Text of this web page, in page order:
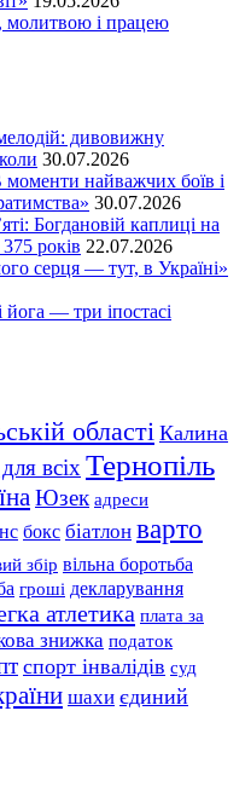
і працею
дивовижну
30.07.2026
найважчих боїв і
30.07.2026
Богдановій каплиці на
років 22.07.2026
серця — тут, в Україні»
— три іпостасі
області Калина
всіх Тернопіль
Юзек адреси
бокс біатлон варто
збір вільна боротьба
гроші декларування
атлетика плата за
знижка податок
спорт інвалідів суд
шахи єдиний